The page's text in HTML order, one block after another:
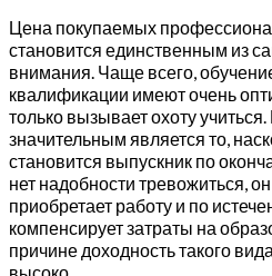
Цена покупаемых
становится единственным из
внимания. Чаще всего,
квалификации имеют очень
только вызывает охоту
значительным является то,
становится выпускник по
нет надобности тревожиться,
приобретает работу и по
компенсирует затраты на
причине доходность такого